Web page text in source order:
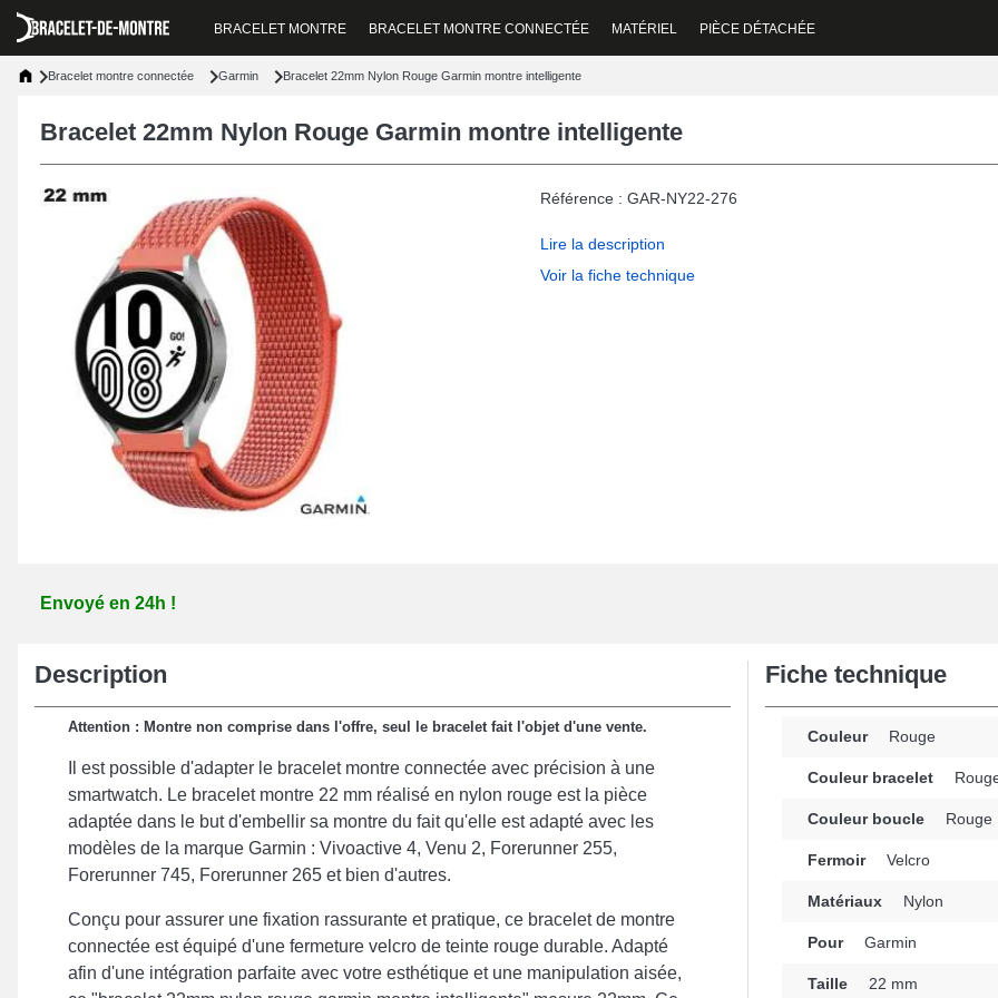
BRACELET MONTRE BRACELET MONTRE CONNECTÉE MATÉRIEL PIÈCE DÉTACHÉE
Bracelet montre connectée Garmin Bracelet 22mm Nylon Rouge Garmin montre intelligente
Bracelet 22mm Nylon Rouge Garmin montre intelligente
Référence : GAR-NY22-276
Lire la description
Voir la fiche technique
Envoyé en 24h !
Description
Attention : Montre non comprise dans l'offre, seul le bracelet fait l'objet d'une vente.
Il est possible d'adapter le bracelet montre connectée avec précision à une
smartwatch. Le bracelet montre 22 mm réalisé en nylon rouge est la pièce
adaptée dans le but d'embellir sa montre du fait qu'elle est adapté avec les
modèles de la marque Garmin : Vivoactive 4, Venu 2, Forerunner 255,
Forerunner 745, Forerunner 265 et bien d'autres.
Conçu pour assurer une fixation rassurante et pratique, ce bracelet de montre
connectée est équipé d'une fermeture velcro de teinte rouge durable. Adapté
afin d'une intégration parfaite avec votre esthétique et une manipulation aisée,
Fiche technique
Couleur Rouge
Couleur bracelet
Couleur boucle Rouge
Fermoir Velcro
Matériaux Nylon
Pour Garmin
Taille 22 mm